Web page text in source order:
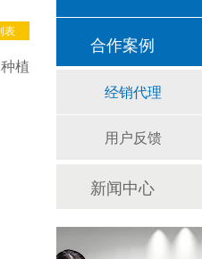
表
植
合作案例
经销代理
用户反馈
新闻中心